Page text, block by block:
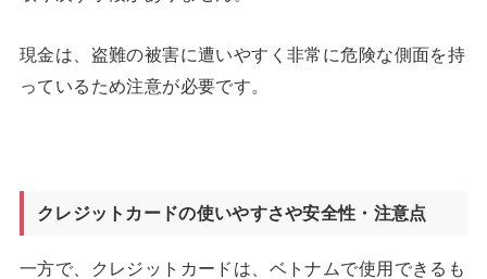
現金は、盗難の被害に遭いやすく非常に危険な側面を持
っているため注意が必要です。
クレジットカードの使いやすさや安全性・注意点
一方で、クレジットカードは、ベトナムで使用できるも